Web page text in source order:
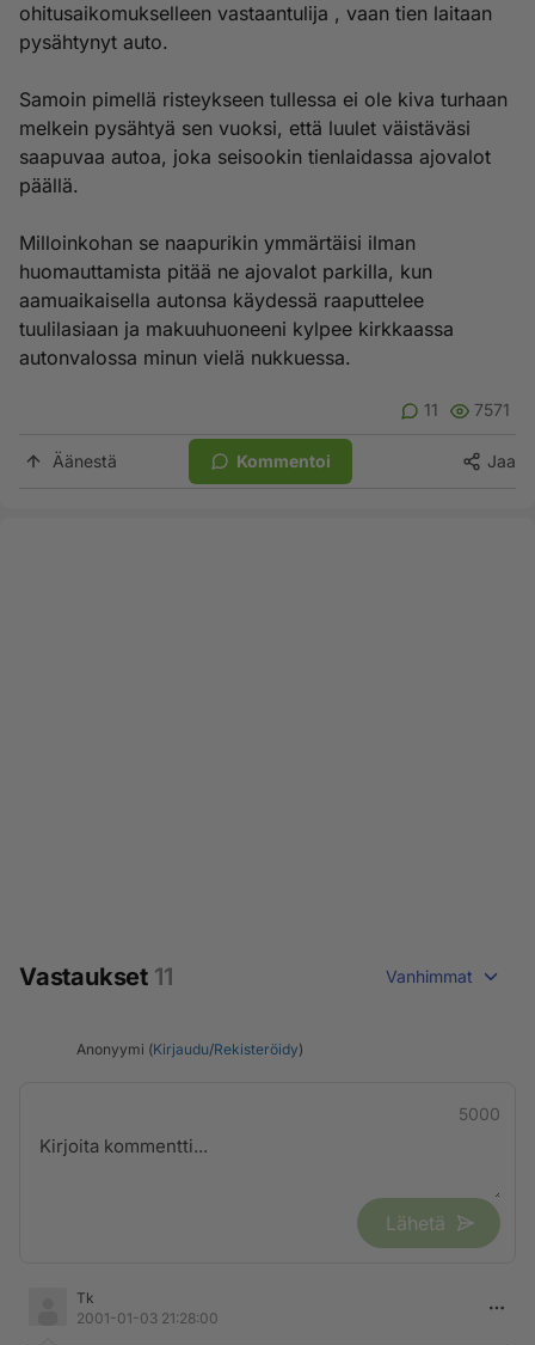
ohitusaikomukselleen vastaantulija , vaan tien laitaan
pysähtynyt auto.
Samoin pimellä risteykseen tullessa ei ole kiva turhaan
melkein pysähtyä sen vuoksi, että luulet väistäväsi
saapuvaa autoa, joka seisookin tienlaidassa ajovalot
päällä.
Milloinkohan se naapurikin ymmärtäisi ilman
huomauttamista pitää ne ajovalot parkilla, kun
aamuaikaisella autonsa käydessä raaputtelee
tuulilasiaan ja makuuhuoneeni kylpee kirkkaassa
autonvalossa minun vielä nukkuessa.
11 7571
Äänestä Kommentoi Jaa
Vastaukset 11 Vanhimmat
Anonyymi (Kirjaudu/Rekisteröidy)
5000
Lähetä
Tk
2001-01-03 21:28:00